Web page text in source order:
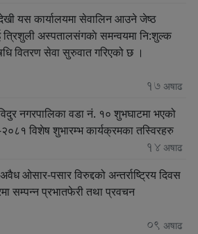
यस कार्यालयमा सेवालिन आउने जेष्ठ
त्रिशुली अस्पतालसंगकाे समन्वयमा नि:शुल्क
वितरण सेवा सुरुवात गरिएको छ ।
17 अषाढ
नगरपालिका वडा नं. १० शुभघाटमा भएको
-२०८१ विशेष शुभारम्भ कार्यक्रमका तस्विरहरु
14 अषाढ
ओसार-पसार विरुद्दको अन्तर्राष्ट्रिय दिवस
सम्पन्‍न प्रभातफेरी तथा प्रवचन
09 अषाढ